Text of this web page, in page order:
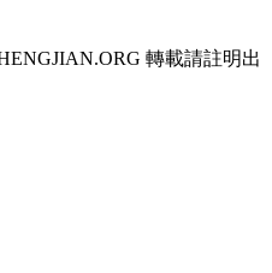
轉載請註明出